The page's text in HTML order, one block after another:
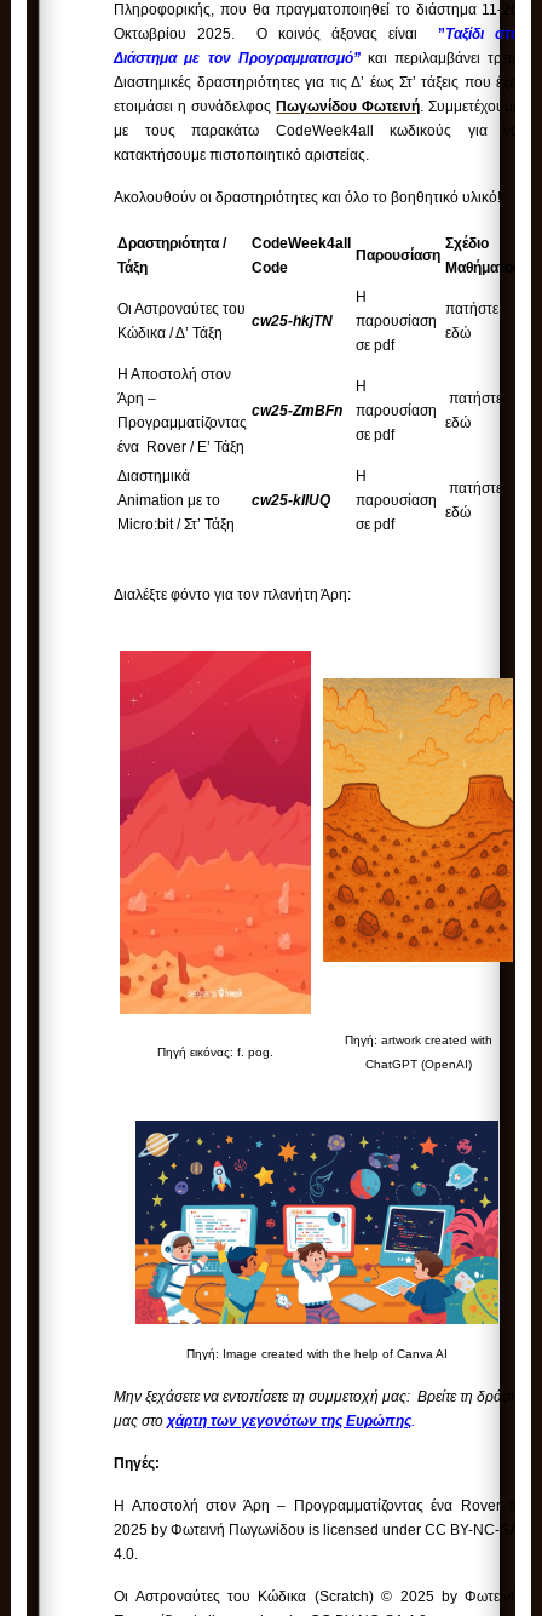
Πληροφορικής, που θα πραγματοποιηθεί το διάστημα 11-26
Οκτωβρίου 2025. Ο κοινός άξονας είναι
”Ταξίδι στο
Διάστημα με τον Προγραμματισμό” και περιλαμβάνει τρεις
Διαστημικές δραστηριότητες για τις Δ’ έως Στ’ τάξεις που έχει
ετοιμάσει η συνάδελφος Πωγωνίδου Φωτεινή.Συμμετέχουμε
με τους παρακάτω CodeWeek4all κωδικούς για να
κατακτήσουμε πιστοποιητικό αριστείας.
Ακολουθούν οι δραστηριότητες και όλο το βοηθητικό υλικό!
Δραστηριότητα /
Τάξη
CodeWeek4all
Code
Παρουσίαση
Σχέδιο
Μαθήματος
Οι Αστροναύτες του
Κώδικα / Δ’ Τάξη
cw25-hkjTN
Η
παρουσίαση
σε pdf
πατήστε
εδώ
Η Αποστολή στον
Άρη –
Προγραμματίζοντας
ένα Rover / Ε’ Τάξη
cw25-ZmBFn
Η
παρουσίαση
σε pdf
πατήστε
εδώ
Διαστημικά
Animation με το
Micro:bit / Στ’ Τάξη
cw25-kIlUQ
Η
παρουσίαση
σε pdf
πατήστε
εδώ
Διαλέξτε φόντο για τον πλανήτη Άρη:
Πηγή εικόνας:f. pog.
Πηγή: artwork created with
ChatGPT (OpenAI)
Πηγή: Image created with the help of Canva AI
Μην ξεχάσετε να εντοπίσετε τη συμμετοχή μας: Βρείτε τη δράση
μας στοχάρτη των γεγονότων της Ευρώπης.
Πηγές:
Η Αποστολή στον Άρη – Προγραμματίζοντας ένα Rover ©
2025 by Φωτεινή Πωγωνίδου is licensed under CC BY-NC-SA
4.0.
Οι Αστροναύτες του Κώδικα (Scratch) © 2025 by Φωτεινή